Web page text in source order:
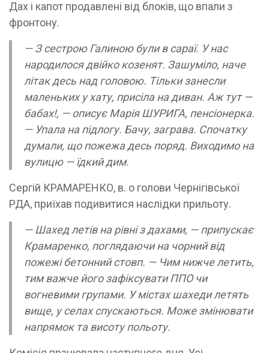
Дах і капот продавлені від блоків, що впали з
фронтону.
— З сестрою Галиною були в сараї. У нас
народилося двійко козенят. Зашуміло, наче
літак десь над головою. Тільки занесли
маленьких у хату, присіла на диван. Аж тут —
бабах!, — описує Марія ШУРИГА, пенсіонерка.
— Упала на підлогу. Бачу, заграва. Спочатку
думали, що пожежа десь поряд. Виходимо на
вулицю — їдкий дим.
Сергій КРАМАРЕНКО, в. о голови Чернігівської
РДА, приїхав подивитися наслідки прильоту.
— Шахед летів на рівні з дахами, — припускає
Крамаренко, поглядаючи на чорний від
пожежі бетонний стовп. — Чим нижче летить,
тим важче його зафіксувати ППО чи
вогневими групами. У містах шахеди летять
вище, у селах спускаються. Може змінювати
напрямок та висоту польоту.